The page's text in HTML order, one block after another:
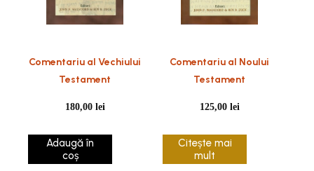
Comentariu al Vechiului
Testament
180,00 lei
Adaugă în
coș
Comentariu al Noului
Testament
125,00 lei
Citește mai
mult